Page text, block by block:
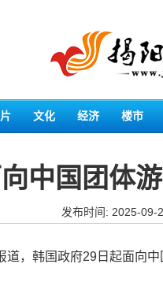
文化 经济 楼市
中国团体
发布时间: 2025-09-
韩国政府29日起面向中